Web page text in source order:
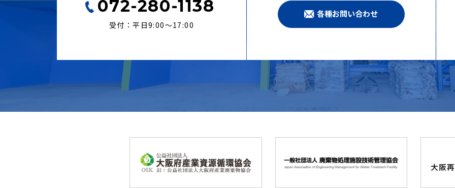
072-280-1138
受付：平日9:00〜17:00
各種お問い合わせ